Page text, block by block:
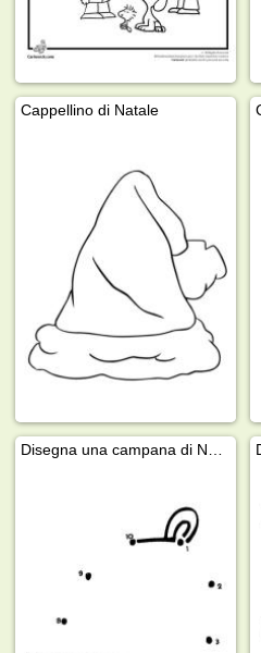
Cappellino di Natale